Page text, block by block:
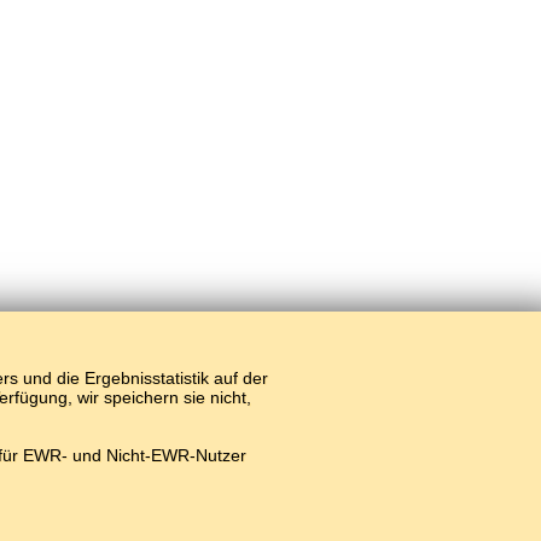
und die Ergebnisstatistik auf der
wir speichern sie nicht,
EWR- und Nicht-EWR-Nutzer